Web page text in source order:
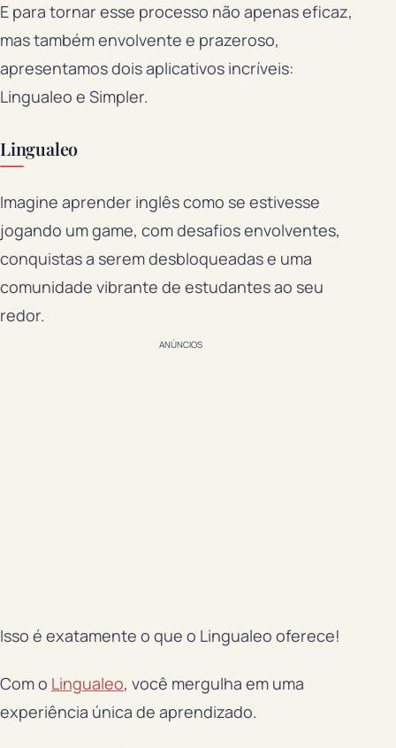
E para tornar esse processo não apenas eficaz,
mas também envolvente e prazeroso,
apresentamos dois aplicativos incríveis:
Lingualeo e Simpler.
Lingualeo
Imagine aprender inglês como se estivesse
jogando um game, com desafios envolventes,
conquistas a serem desbloqueadas e uma
comunidade vibrante de estudantes ao seu
redor.
ANÚNCIOS
Isso é exatamente o que o Lingualeo oferece!
Com o Lingualeo, você mergulha em uma
experiência única de aprendizado.